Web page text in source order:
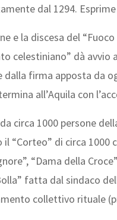
dal 1294.
e la discesa del
celestiniano” dà avvio
dalla firma apposta da
all’Aquila con
circa 1000 persone
il “Corteo” di circa
“Dama della
fatta dal sindaco
collettivo rituale